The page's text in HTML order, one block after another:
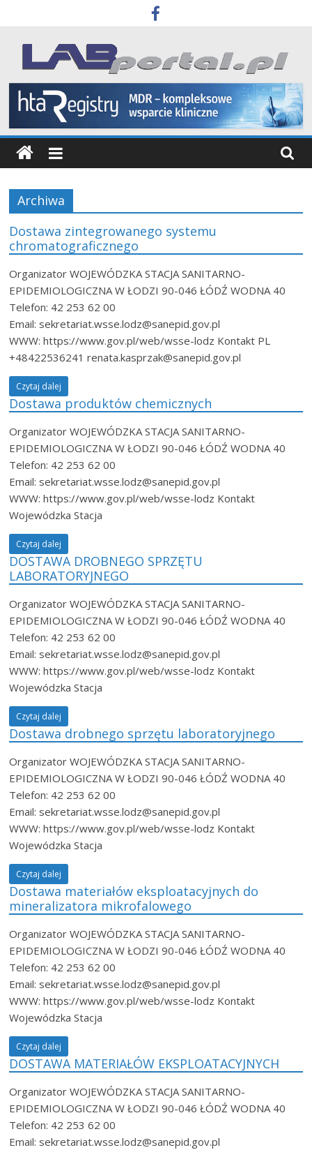
to
content
Labportal
Laboratoria
Aparatura
Badania
Archiwa
Dostawa zintegrowanego systemu
chromatograficznego
Organizator WOJEWÓDZKA STACJA SANITARNO-
EPIDEMIOLOGICZNA W ŁODZI 90-046 ŁÓDŹ WODNA 40
Telefon: 42 253 62 00
Email: sekretariat.wsse.lodz@sanepid.gov.pl
WWW: https://www.gov.pl/web/wsse-lodz Kontakt PL
+48422536241 renata.kasprzak@sanepid.gov.pl
Czytaj dalej
Dostawa produktów chemicznych
Organizator WOJEWÓDZKA STACJA SANITARNO-
EPIDEMIOLOGICZNA W ŁODZI 90-046 ŁÓDŹ WODNA 40
Telefon: 42 253 62 00
Email: sekretariat.wsse.lodz@sanepid.gov.pl
WWW: https://www.gov.pl/web/wsse-lodz Kontakt
Wojewódzka Stacja
Czytaj dalej
DOSTAWA DROBNEGO SPRZĘTU
LABORATORYJNEGO
Organizator WOJEWÓDZKA STACJA SANITARNO-
EPIDEMIOLOGICZNA W ŁODZI 90-046 ŁÓDŹ WODNA 40
Telefon: 42 253 62 00
Email: sekretariat.wsse.lodz@sanepid.gov.pl
WWW: https://www.gov.pl/web/wsse-lodz Kontakt
Wojewódzka Stacja
Czytaj dalej
Dostawa drobnego sprzętu laboratoryjnego
Organizator WOJEWÓDZKA STACJA SANITARNO-
EPIDEMIOLOGICZNA W ŁODZI 90-046 ŁÓDŹ WODNA 40
Telefon: 42 253 62 00
Email: sekretariat.wsse.lodz@sanepid.gov.pl
WWW: https://www.gov.pl/web/wsse-lodz Kontakt
Wojewódzka Stacja
Czytaj dalej
Dostawa materiałów eksploatacyjnych do
mineralizatora mikrofalowego
Organizator WOJEWÓDZKA STACJA SANITARNO-
EPIDEMIOLOGICZNA W ŁODZI 90-046 ŁÓDŹ WODNA 40
Telefon: 42 253 62 00
Email: sekretariat.wsse.lodz@sanepid.gov.pl
WWW: https://www.gov.pl/web/wsse-lodz Kontakt
Wojewódzka Stacja
Czytaj dalej
DOSTAWA MATERIAŁÓW EKSPLOATACYJNYCH
Organizator WOJEWÓDZKA STACJA SANITARNO-
EPIDEMIOLOGICZNA W ŁODZI 90-046 ŁÓDŹ WODNA 40
Telefon: 42 253 62 00
Email: sekretariat.wsse.lodz@sanepid.gov.pl